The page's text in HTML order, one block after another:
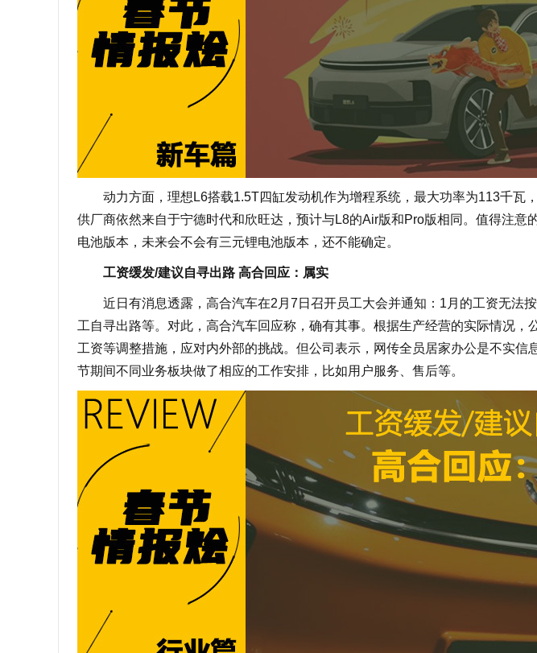
动力方面，理想L6搭载1.5T四缸发动机作为增程系统，最大功率为113千瓦
供厂商依然来自于宁德时代和欣旺达，预计与L8的Air版和Pro版相同。值得注意
电池版本，未来会不会有三元锂电池版本，还不能确定。
工资缓发/建议自寻出路 高合回应：属实
近日有消息透露，高合汽车在2月7日召开员工大会并通知：1月的工资无法
工自寻出路等。对此，高合汽车回应称，确有其事。根据生产经营的实际情况，
工资等调整措施，应对内外部的挑战。但公司表示，网传全员居家办公是不实信
节期间不同业务板块做了相应的工作安排，比如用户服务、售后等。